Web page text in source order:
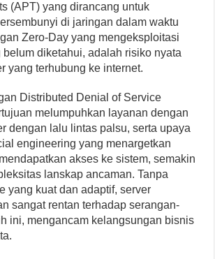
(APT) yang dirancang untuk
di jaringan dalam waktu
Zero-Day yang mengeksploitasi
belum diketahui, adalah risiko nyata
yang terhubung ke internet.
Distributed Denial of Service
melumpuhkan layanan dengan
dengan lalu lintas palsu, serta upaya
engineering yang menargetkan
akses ke sistem, semakin
lanskap ancaman. Tanpa
yang kuat dan adaptif, server
sangat rentan terhadap serangan-
ini, mengancam kelangsungan bisnis